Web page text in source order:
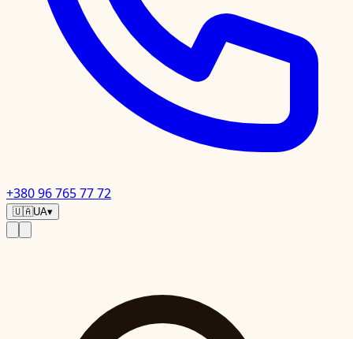
+380 96 765 77 72
🇺🇦UA▾